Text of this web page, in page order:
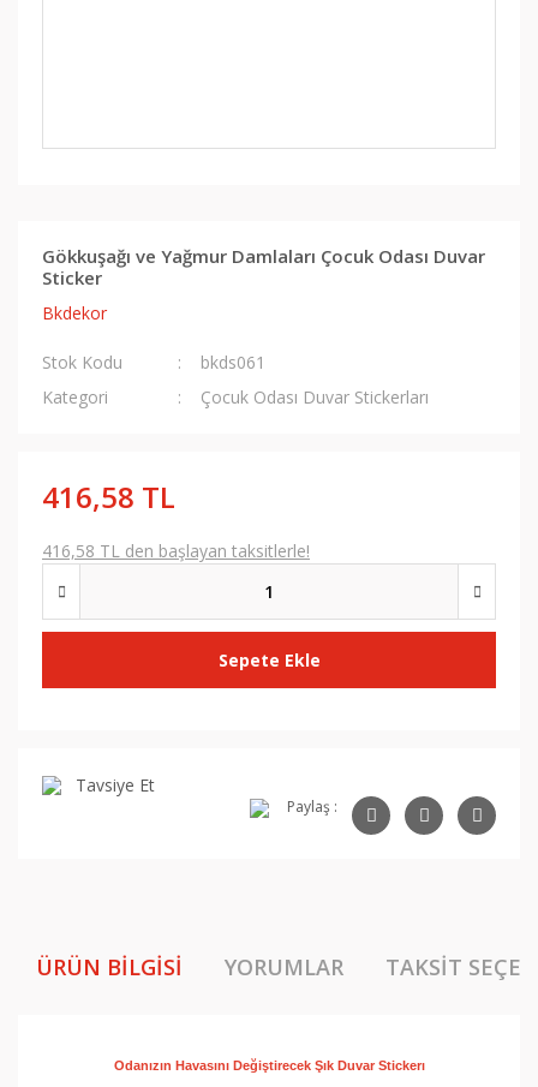
Gökkuşağı ve Yağmur Damlaları Çocuk Odası Duvar
Sticker
Bkdekor
Stok Kodu
bkds061
Kategori
Çocuk Odası Duvar Stickerları
416,58 TL
416,58 TL den başlayan taksitlerle!
Sepete Ekle
Tavsiye Et
Paylaş :
ÜRÜN BILGISI YORUMLAR TAKSIT
Odanızın Havasını Değiştirecek Şık Duvar Stickerı